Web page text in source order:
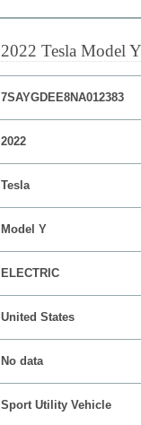
2022 Tesla Model Y
7SAYGDEE8NA012383
2022
Tesla
Model Y
ELECTRIC
United States
No data
Sport Utility Vehicle